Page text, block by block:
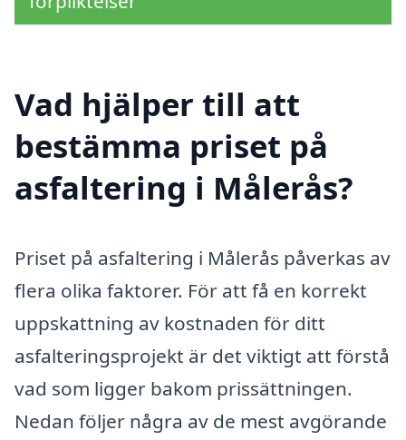
Vad hjälper till att
bestämma priset på
asfaltering i Målerås?
Priset på asfaltering i Målerås påverkas av
flera olika faktorer. För att få en korrekt
uppskattning av kostnaden för ditt
asfalteringsprojekt är det viktigt att förstå
vad som ligger bakom prissättningen.
Nedan följer några av de mest avgörande